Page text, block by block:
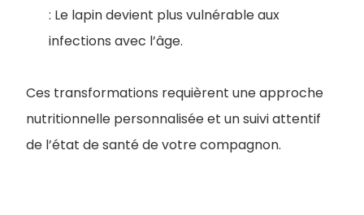
: Le lapin devient plus vulnérable aux
infections avec l’âge.
Ces transformations requièrent une approche
nutritionnelle personnalisée et un suivi attentif
de l’état de santé de votre compagnon.